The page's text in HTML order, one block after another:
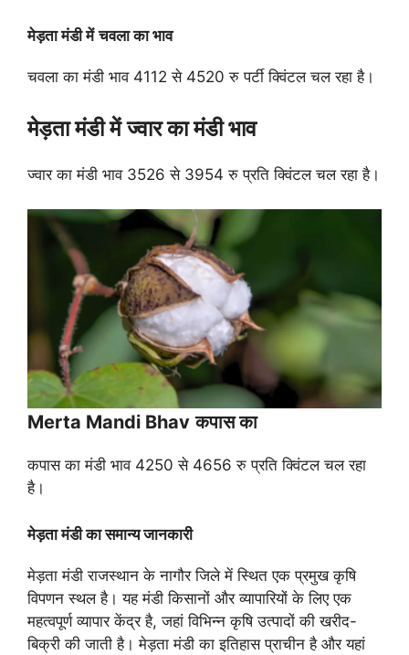
मेड़ता मंडी में चवला का भाव
चवला का मंडी भाव 4112 से 4520 रु पर्टी क्विंटल चल रहा है।
मेड़ता मंडी में ज्वार का मंडी भाव
ज्वार का मंडी भाव 3526 से 3954 रु प्रति क्विंटल चल रहा है।
Merta Mandi Bhav कपास का
कपास का मंडी भाव 4250 से 4656 रु प्रति क्विंटल चल रहा
है।
मेड़ता मंडी का समान्य जानकारी
मेड़ता मंडी राजस्थान के नागौर जिले में स्थित एक प्रमुख कृषि
विपणन स्थल है। यह मंडी किसानों और व्यापारियों के लिए एक
महत्वपूर्ण व्यापार केंद्र है, जहां विभिन्न कृषि उत्पादों की खरीद-
बिक्री की जाती है। मेड़ता मंडी का इतिहास प्राचीन है और यहां